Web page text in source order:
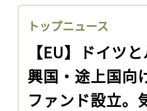
トップニュース
【EU】ドイツ
興国・途上国向
ファンド設立。